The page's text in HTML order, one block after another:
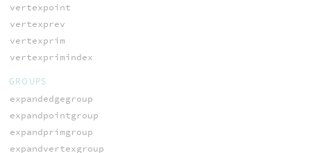
vertexpoint
vertexprev
vertexprim
vertexprimindex
GROUPS
expandedgegroup
expandpointgroup
expandprimgroup
expandvertexgroup